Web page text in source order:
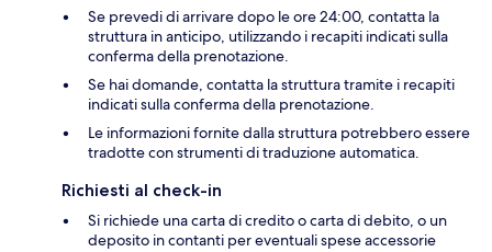
Se prevedi di arrivare dopo le ore 24:00, contatta la
struttura in anticipo, utilizzando i recapiti indicati sulla
conferma della prenotazione.
Se hai domande, contatta la struttura tramite i recapiti
indicati sulla conferma della prenotazione.
Le informazioni fornite dalla struttura potrebbero essere
tradotte con strumenti di traduzione automatica.
Richiesti al check-in
Si richiede una carta di credito o carta di debito, o un
deposito in contanti per eventuali spese accessorie